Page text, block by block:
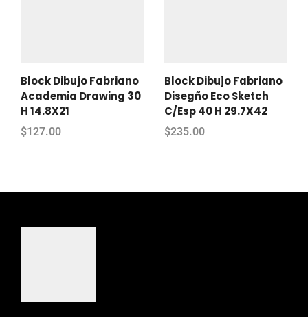
Block Dibujo Fabriano
Academia Drawing 30
H 14.8X21
$127.00
Block Dibujo Fabriano
Disegño Eco Sketch
C/Esp 40 H 29.7X42
$235.00